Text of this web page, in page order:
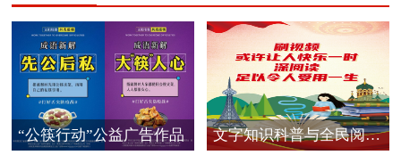
“公筷行动”公益广告作品
文字知识科普与全民阅读